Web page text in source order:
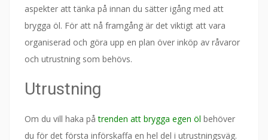
aspekter att tänka på innan du sätter igång med att
brygga öl. För att nå framgång är det viktigt att vara
organiserad och göra upp en plan över inköp av råvaror
och utrustning som behövs.
Utrustning
Om du vill haka påtrenden att brygga egen öl behöver
du för det första införskaffa en hel del i utrustningsväg.